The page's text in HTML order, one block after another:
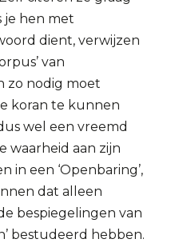
je hen met
dient, verwijzen
van
zo nodig moet
koran te kunnen
wel een vreemd
waarheid aan zijn
in een ‘Openbaring’,
dat alleen
bespiegelingen van
bestudeerd hebben.